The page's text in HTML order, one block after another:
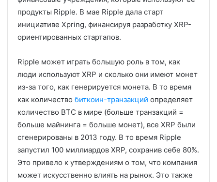
продукты Ripple. В мае Ripple дала старт
инициативе Xpring, финансируя разработку XRP-
ориентированных стартапов.
Ripple может играть большую роль в том, как
люди используют XRP и сколько они имеют монет
из-за того, как генерируется монета. В то время
как количество биткоин-транзакций определяет
количество BTC в мире (больше транзакций =
больше майнинга = больше монет), все XRP были
сгенерированы в 2013 году. В то время Ripple
запустил 100 миллиардов XRP, сохранив себе 80%.
Это привело к утверждениям о том, что компания
может искусственно влиять на рынок. Это также